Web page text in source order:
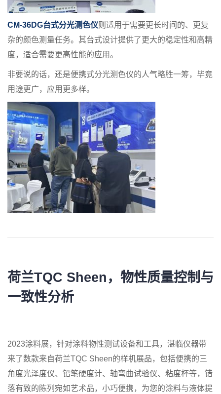
CM-36DG台式分光测色仪则适用于需要更长时间的、更复
杂的颜色测量任务。其台式设计提供了更大的稳定性和高精
度，适合需要更高性能的应用。
非要说的话，还是便携式分光测色仪的人气略胜一筹，毕竟
用途更广，应用更多样。
荷兰TQC Sheen，物性质量控制与
一致性分析
2023涂料展，针对涂料物性测试设备和工具，湛临仪器带
来了数款来自荷兰TQC Sheen的样机展品，包括便携的三
角度光泽度仪、铅笔硬度计、轴弯曲试验仪、粘度杯等，错
落有致的陈列宛如艺术品，小巧便携，为您的涂料与液体提